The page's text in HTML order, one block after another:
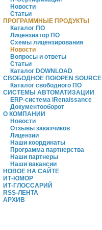
Новости
Статьи
ПРОГРАММНЫЕ ПРОДУКТЫ
Каталог ПО
Лицензиатор ПО
Схемы лицензирования
Новости
Вопросы и ответы
Статьи
Каталог DOWNLOAD
СВОБОДНОЕ ПО/OPEN SOURCE
Каталог свободного ПО
СИСТЕМЫ АВТОМАТИЗАЦИИ
ERP-система iRenaissance
Документооборот
О КОМПАНИИ
Новости
Отзывы заказчиков
Лицензии
Наши координаты
Программа партнерства
Наши партнеры
Наши вакансии
НОВОЕ НА САЙТЕ
ИТ-ЮМОР
ИТ-ГЛОССАРИЙ
RSS-ЛЕНТА
АРХИВ